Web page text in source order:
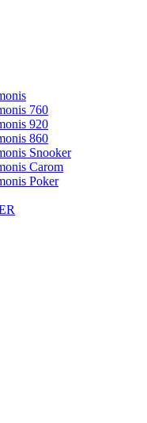
760
920
860
Snooker
Carom
Poker